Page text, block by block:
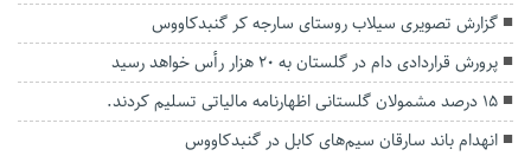
گزارش تصویری سیلاب روستای سارجه کر گنبدکاووس
پرورش قراردادی دام در گلستان به ۲۰ هزار رأس خواهد رسید
۱۵ درصد مشمولان گلستانی اظهارنامه مالیاتی تسلیم کردند.
انهدام باند سارقان سیم‌های کابل در گنبدکاووس